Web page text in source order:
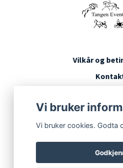
Vilkår og
Vi bruker
Vi bruker cookies. Godta